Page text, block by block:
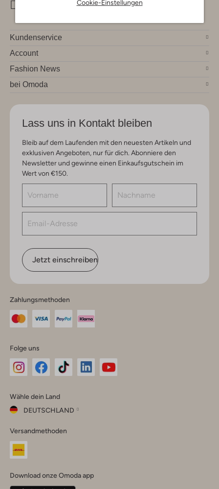
Cookie-Einstellungen
info@omoda.de
Kundenservice
Account
Fashion News
bei Omoda
Lass uns in Kontakt bleiben
Bleib auf dem Laufenden mit den neuesten Artikeln und
exklusiven Angeboten, nur für dich. Abonniere den
Newsletter und gewinne einen Einkaufsgutschein im
Wert von €150.
Jetzt einschreiben
Zahlungsmethoden
Folge uns
Instagram
Facebook
TikTok
Wähle dein Land
DEUTSCHLAND
dein
Land
Belgique(Français)
Versandmethoden
Download onze Omoda app